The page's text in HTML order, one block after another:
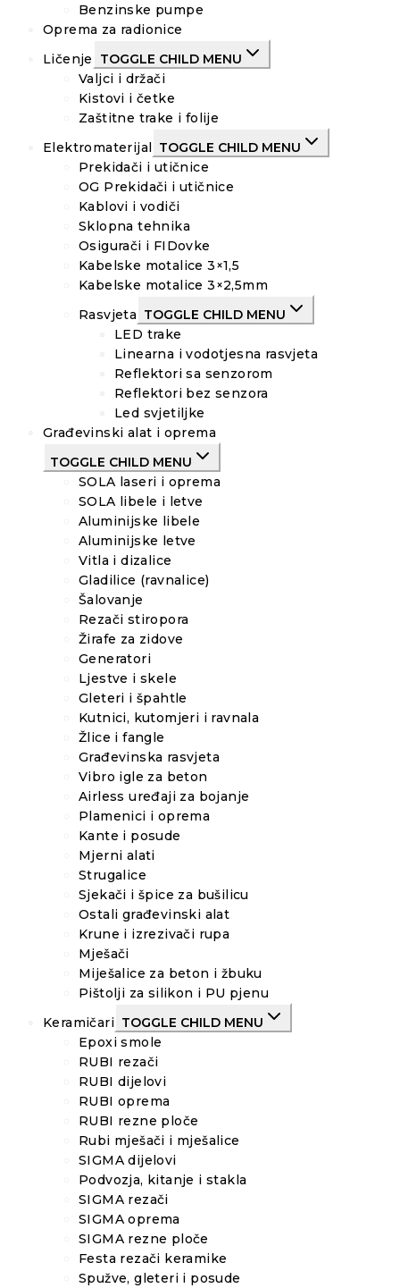
Benzinske pumpe
Oprema za radionice
Ličenje
TOGGLE CHILD MENU
Valjci i držači
Kistovi i četke
Zaštitne trake i folije
Elektromaterijal
TOGGLE CHILD MENU
Prekidači i utičnice
OG Prekidači i utičnice
Kablovi i vodiči
Sklopna tehnika
Osigurači i FIDovke
Kabelske motalice 3×1,5
Kabelske motalice 3×2,5mm
Rasvjeta TOGGLE CHILD MENU
LED trake
Linearna i vodotjesna rasvjeta
Reflektori sa senzorom
Reflektori bez senzora
Led svjetiljke
Građevinski alat i oprema
TOGGLE CHILD MENU
SOLA laseri i oprema
SOLA libele i letve
Aluminijske libele
Aluminijske letve
Vitla i dizalice
Gladilice (ravnalice)
Šalovanje
Rezači stiropora
Žirafe za zidove
Generatori
Ljestve i skele
Gleteri i špahtle
Kutnici, kutomjeri i ravnala
Žlice i fangle
Građevinska rasvjeta
Vibro igle za beton
Airless uređaji za bojanje
Plamenici i oprema
Kante i posude
Mjerni alati
Strugalice
Sjekači i špice za bušilicu
Ostali građevinski alat
Krune i izrezivači rupa
Mješači
Miješalice za beton i žbuku
Pištolji za silikon i PU pjenu
Keramičari TOGGLE CHILD MENU
Epoxi smole
RUBI rezači
RUBI dijelovi
RUBI oprema
RUBI rezne ploče
Rubi mješači i mješalice
SIGMA dijelovi
Podvozja, kitanje i stakla
SIGMA rezači
SIGMA oprema
SIGMA rezne ploče
Festa rezači keramike
Spužve, gleteri i posude